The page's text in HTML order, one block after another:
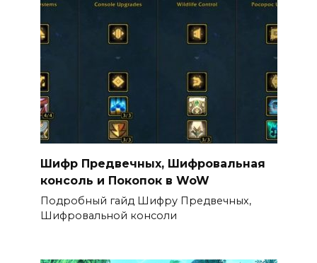
Шифр Предвечных, Шифровальная
консоль и Покопок в WoW
Подробный гайд Шифру Предвечных,
Шифровальной консоли